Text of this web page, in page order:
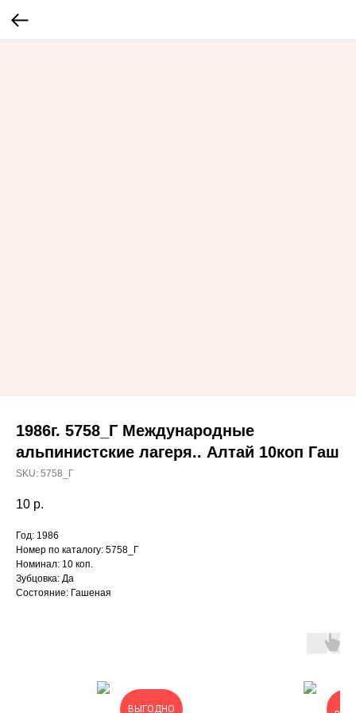
1986г. 5758_Г Международные
альпинистские лагеря.. Алтай 10коп Гаш
SKU: 5758_Г
10 р.
Год: 1986
Номер по каталогу: 5758_Г
Номинал: 10 коп.
Зубцовка: Да
Состояние: Гашеная
ВЫГОДНО